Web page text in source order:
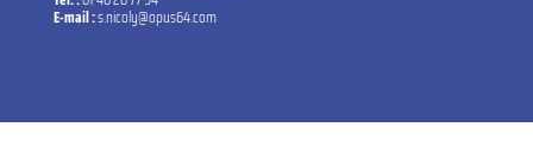
E-mail :s.nicoly@opus64.com